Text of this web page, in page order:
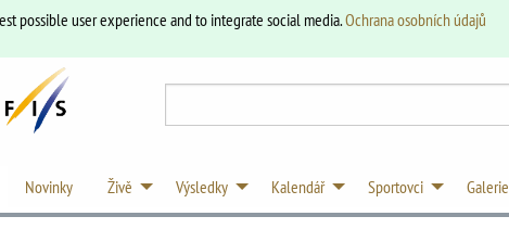
possible user experience and to integrate social media.Ochrana osobních údajů
Novinky Živě Výsledky Kalendář Sportovci Galerie